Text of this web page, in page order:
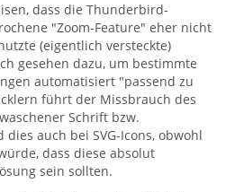
dass die Thunderbird-
"Zoom-Feature" eher nicht
(eigentlich versteckte)
gesehen dazu, um bestimmte
automatisiert "passend zu
führt der Missbrauch des
Schrift bzw.
auch bei SVG-Icons, obwohl
dass diese absolut
sein sollten.